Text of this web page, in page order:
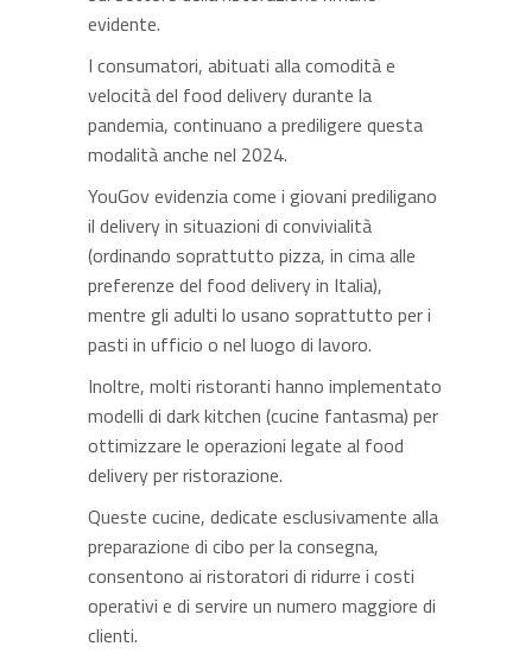
evidente.
I consumatori, abituati alla comodità e
velocità del food delivery durante la
pandemia, continuano a prediligere questa
modalità anche nel 2024.
YouGov evidenzia come i giovani prediligano
il delivery in situazioni di convivialità
(ordinando soprattutto pizza, in cima alle
preferenze del food delivery in Italia),
mentre gli adulti lo usano soprattutto per i
pasti in ufficio o nel luogo di lavoro.
Inoltre, molti ristoranti hanno implementato
modelli di dark kitchen (cucine fantasma) per
ottimizzare le operazioni legate al food
delivery per ristorazione.
Queste cucine, dedicate esclusivamente alla
preparazione di cibo per la consegna,
consentono ai ristoratori di ridurre i costi
operativi e di servire un numero maggiore di
clienti.